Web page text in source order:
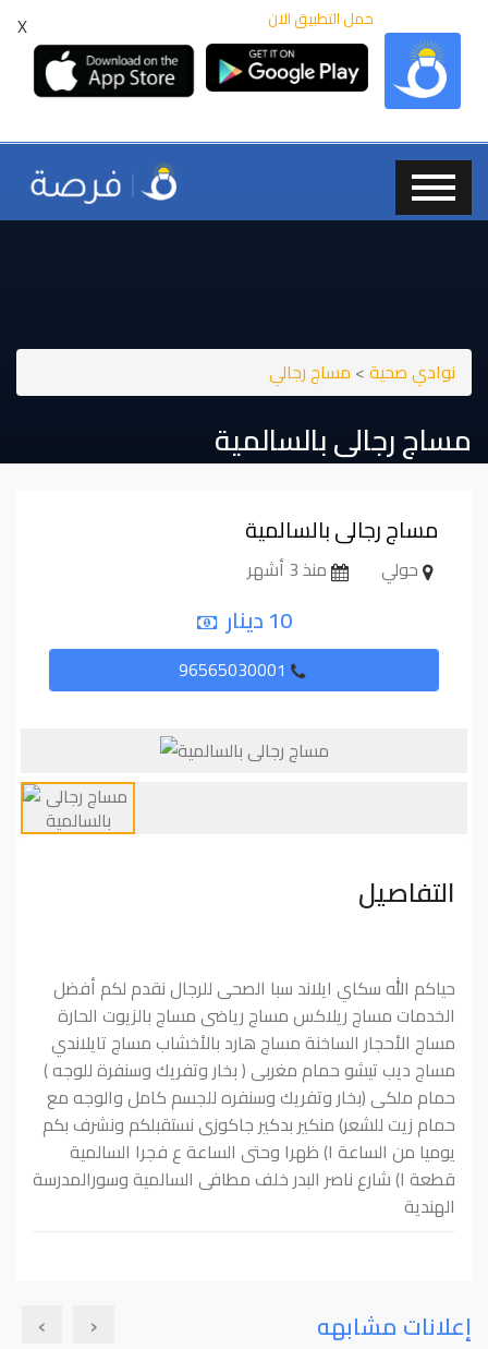
X حمل التطبيق الان
نوادي صحية> مساج رجالي
مساج رجالى بالسالمية
مساج رجالى بالسالمية
حولي منذ 3 أشهر
10 دينار
التفاصيل
حياكم الله سكاي ايلاند سبا الصحى للرجال نقدم لكم أفضل
الخدمات مساج ريلاكس مساج رياضى مساج بالزيوت الحارة
مساج الأحجار الساخنة مساج هارد بالأخشاب مساج تايلاندي
مساج ديب تيشو حمام مغربى ( بخار وتفريك وسنفرة للوجه )
حمام ملكى (بخار وتفريك وسنفره للجسم كامل والوجه مع
حمام زيت للشعر) منكير بدكير جاكوزى نستقبلكم ونشرف بكم
يوميا من الساعة ‎١)‏ ظهرا وحتى الساعة ع فجرا السالمية
قطعة ‎١)‏ شارع ناصر البدر خلف مطافى السالمية وسورالمدرسة
الهندية
إعلانات مشابهه ‹
›